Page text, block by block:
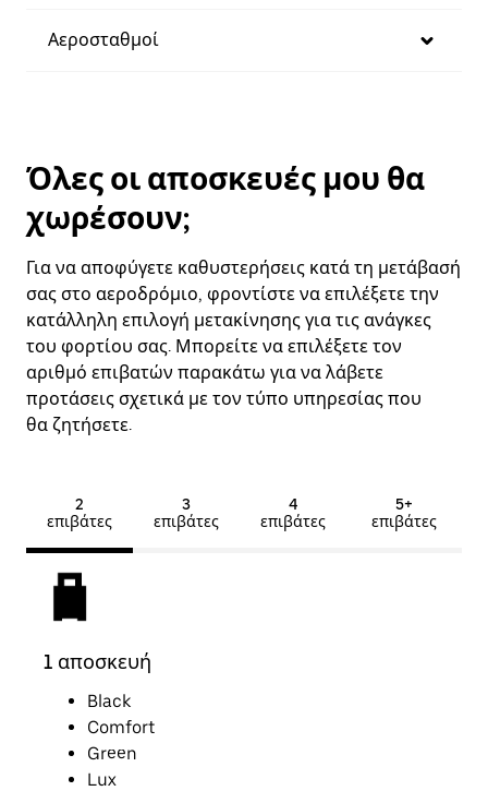
Αεροσταθμοί
Όλες οι αποσκευές μου θα
χωρέσουν;
Για να αποφύγετε καθυστερήσεις κατά τη μετάβασή
σας στο αεροδρόμιο, φροντίστε να επιλέξετε την
κατάλληλη επιλογή μετακίνησης για τις ανάγκες
του φορτίου σας. Μπορείτε να επιλέξετε τον
αριθμό επιβατών παρακάτω για να λάβετε
προτάσεις σχετικά με τον τύπο υπηρεσίας που
θα ζητήσετε.
2
επιβάτες
3
επιβάτες
4
επιβάτες
5+
επιβάτες
1 αποσκευή
Black
Comfort
Green
Lux